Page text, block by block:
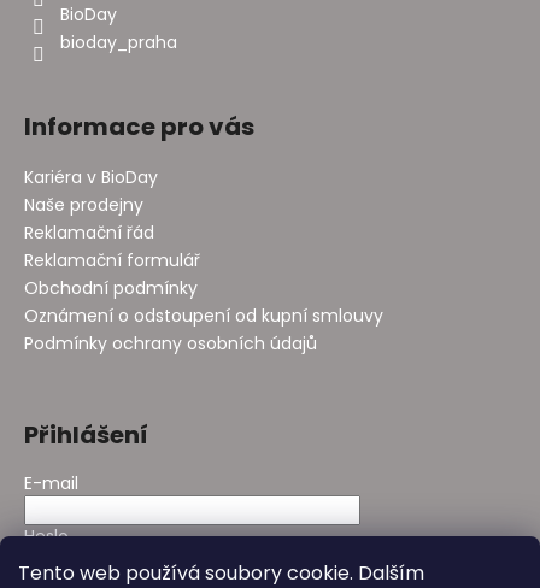
Tento web používá soubory cookie. Dalším
BioDay
bioday_praha
Informace pro vás
Kariéra v BioDay
Naše prodejny
Reklamační řád
Reklamační formulář
Obchodní podmínky
Oznámení o odstoupení od kupní smlouvy
Podmínky ochrany osobních údajů
Přihlášení
E-mail
Heslo